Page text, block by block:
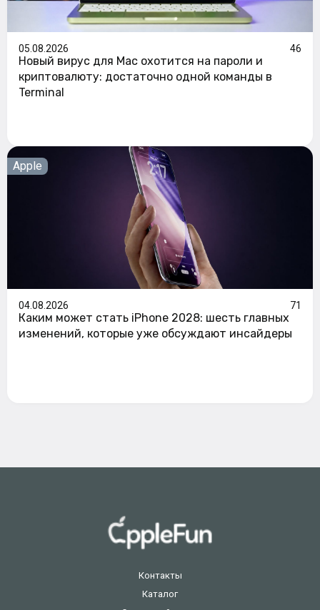
05.08.2026 46
Новый вирус для Mac охотится на пароли и
криптовалюту: достаточно одной команды в
Terminal
Apple
04.08.2026 71
Каким может стать iPhone 2028: шесть главных
изменений, которые уже обсуждают инсайдеры
Контакты
Каталог